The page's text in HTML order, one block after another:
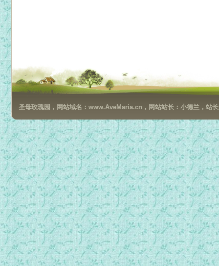
圣母玫瑰园，网站域名：www.AveMaria.cn，网站站长：小德兰，